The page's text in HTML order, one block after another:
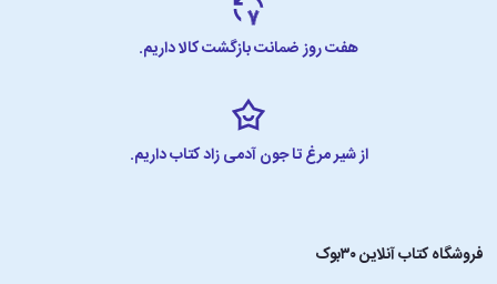
هفت روز ضمانت بازگشت کالا داریم.
از شیر مرغ تا جون آدمی زاد کتاب داریم.
فروشگاه کتاب آنلاین ۳۰بوک